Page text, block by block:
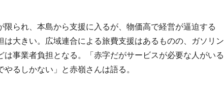
られ、本島から支援に入るが、物価高で経営が逼迫する
は大きい。広域連合による旅費支援はあるものの、ガソリン
は事業者負担となる。「赤字だがサービスが必要な人がいる
るしかない」と赤嶺さんは語る。